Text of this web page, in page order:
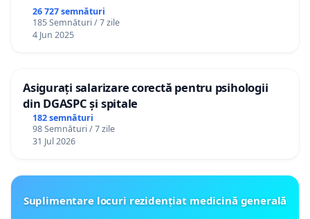
26 727 semnături
185 Semnături / 7 zile
4 Jun 2025
Asigurați salarizare corectă pentru psihologii
din DGASPC și spitale
182 semnături
98 Semnături / 7 zile
31 Jul 2026
Suplimentare locuri rezidențiat medicină generală